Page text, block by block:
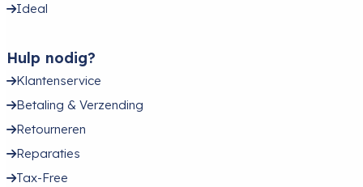
Ideal
Hulp nodig?
Klantenservice
Betaling & Verzending
Retourneren
Reparaties
Tax-Free